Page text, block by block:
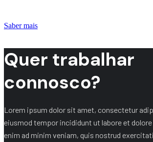
Saber mais
Quer trabalhar
connosco?
Lorem ipsum dolor sit amet, consectetur
eiusmod tempor incididunt ut labore et dolore
enim ad minim veniam, quis nostrud